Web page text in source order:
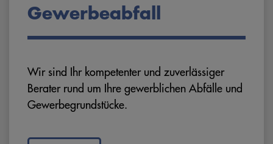
Gewerbeabfall
Wir sind Ihr kompetenter und zuverlässiger
Berater rund um Ihre gewerblichen Abfälle und
Gewerbegrundstücke.